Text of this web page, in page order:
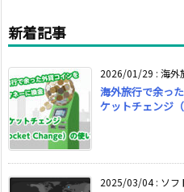
新着記事
2026/01/29 : 海外
海外旅行で余っ
ケットチェンジ
2025/03/04: ソフ